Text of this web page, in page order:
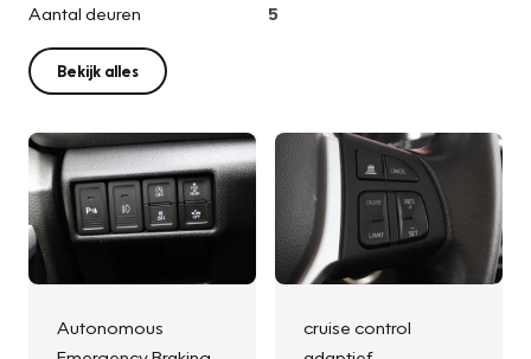
Aantal deuren
5
Bekijk alles
Autonomous
cruise control